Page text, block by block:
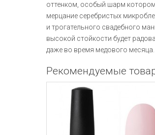
оттенком, особый шарм
мерцание серебристых
и трогательного свадебного
высокой стойкости будет
даже во время медового месяца.
Рекомендуемые